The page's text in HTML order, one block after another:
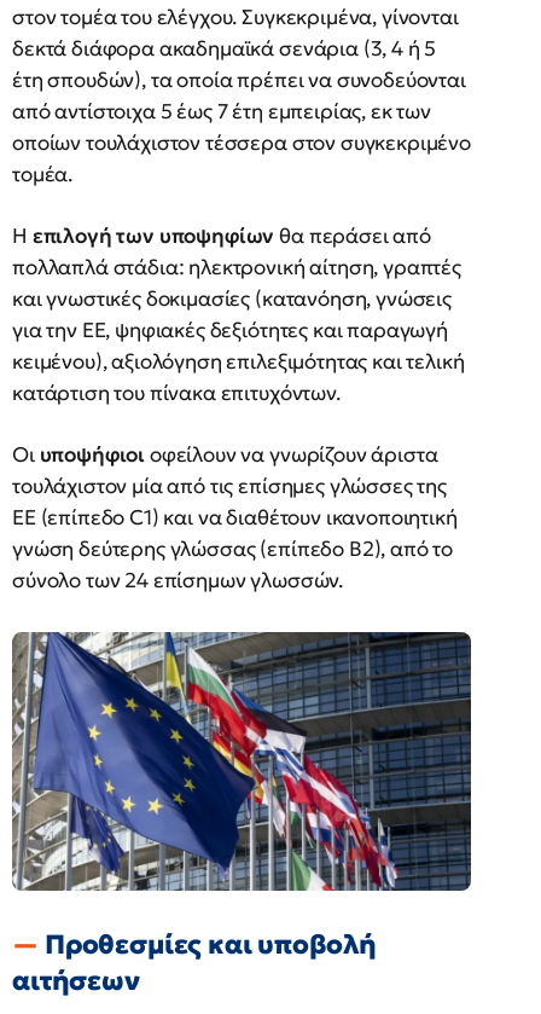
στον τομέα του ελέγχου. Συγκεκριμένα, γίνονται
δεκτά διάφορα ακαδημαϊκά σενάρια (3, 4 ή 5
έτη σπουδών), τα οποία πρέπει να συνοδεύονται
από αντίστοιχα 5 έως 7 έτη εμπειρίας, εκ των
οποίων τουλάχιστον τέσσερα στον συγκεκριμένο
τομέα.
Η επιλογή των υποψηφίων θα περάσει από
πολλαπλά στάδια: ηλεκτρονική αίτηση, γραπτές
και γνωστικές δοκιμασίες (κατανόηση, γνώσεις
για την ΕΕ, ψηφιακές δεξιότητες και παραγωγή
κειμένου), αξιολόγηση επιλεξιμότητας και τελική
κατάρτιση του πίνακα επιτυχόντων.
Οι υποψήφιοιοφείλουν να γνωρίζουν άριστα
τουλάχιστον μία από τις επίσημες γλώσσες της
ΕΕ (επίπεδο C1) και να διαθέτουν ικανοποιητική
γνώση δεύτερης γλώσσας (επίπεδο Β2), από το
σύνολο των 24 επίσημων γλωσσών.
Προθεσμίες και υποβολή
αιτήσεων